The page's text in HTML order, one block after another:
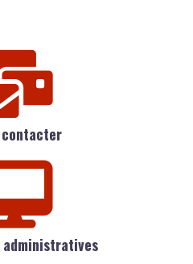
contacter
administratives